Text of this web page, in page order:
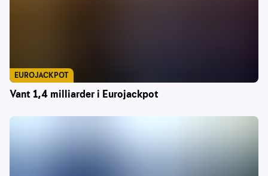
Vant 1,4 milliarder i Eurojackpot
EUROJACKPOT